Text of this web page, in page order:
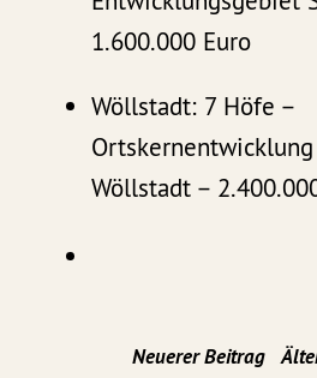
1.600.000 Euro
Wöllstadt: 7 Höfe –
Wöllstadt –
Neuerer Beitrag